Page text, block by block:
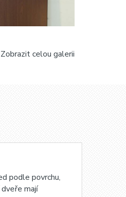
Zobrazit celou galerii
podle povrchu,
mají